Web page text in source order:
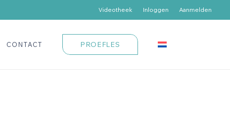
Videotheek Inloggen Aanmelden
CONTACT PROEFLES